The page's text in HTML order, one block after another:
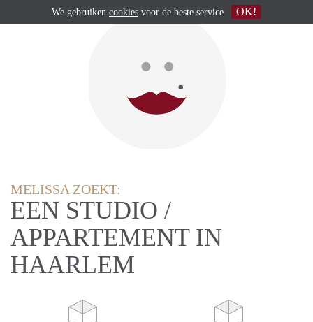
MELISSA ZOEKT:
EEN STUDIO /
APPARTEMENT IN
HAARLEM
We gebruiken cookies voor de beste service OK!